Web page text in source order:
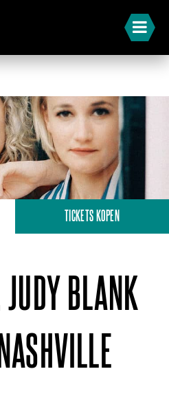
TICKETS KOPEN
JUDY BLANK